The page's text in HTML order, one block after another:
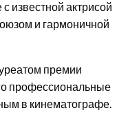
известной актрисой
и гармоничной
премии
профессиональные
в кинематографе.